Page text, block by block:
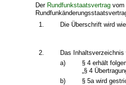
Der Rundfunkstaatsvertrag vom
1.
Die Überschrift wird
2.
Das
a)
§ 4 erhält
„§ 4
b)
§ 5a wird